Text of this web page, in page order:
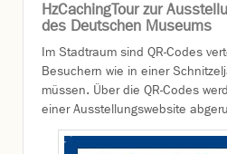
HzCachingTour zur
des Deutschen Museums
Im Stadtraum sind QR-Codes
Besuchern wie in einer
müssen. Über die QR-Codes
einer Ausstellungswebsite